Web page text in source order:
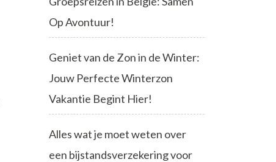
Op Avontuur!
Geniet van de Zon in de Winter:
Jouw Perfecte Winterzon
Vakantie Begint Hier!
Alles wat je moet weten over
een bijstandsverzekering voor